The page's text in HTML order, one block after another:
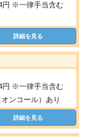
円 ※一律手当含む
詳細を見る
円 ※一律手当含む
ンコール）あり
詳細を見る